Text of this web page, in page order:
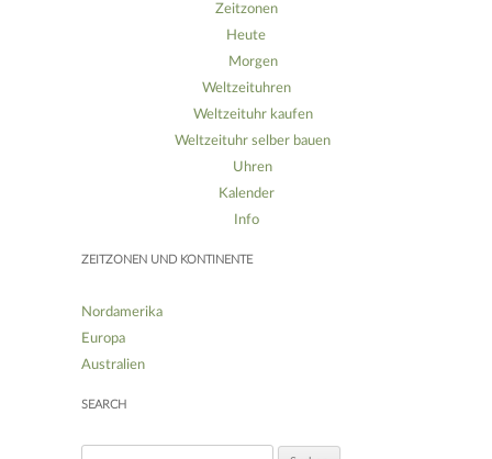
Zeitzonen
Heute
Morgen
Weltzeituhren
Weltzeituhr kaufen
Weltzeituhr selber bauen
Uhren
Kalender
Info
ZEITZONEN UND KONTINENTE
Nordamerika
Europa
Australien
SEARCH